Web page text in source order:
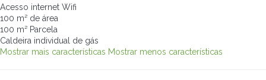
Acesso internet Wifi
100 m² de área
100 m² Parcela
Caldeira individual de gás
Mostrar mais características Mostrar menos características